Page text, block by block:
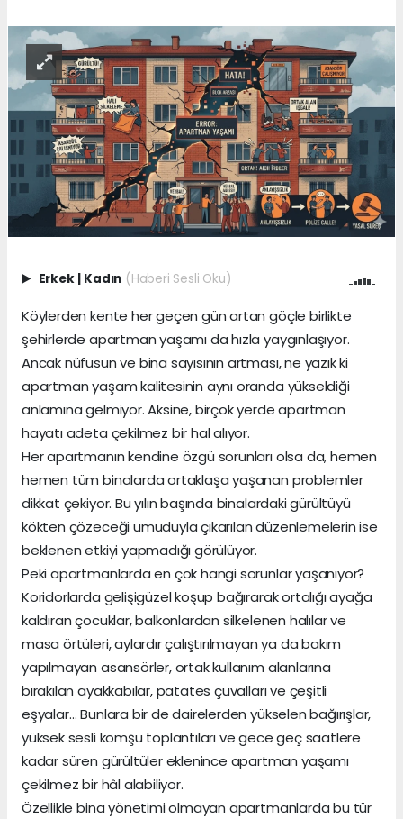
Erkek Kadın (Haberi Sesli Oku)
Köylerden kente her geçen gün artan göçle birlikte
şehirlerde apartman yaşamı da hızla yaygınlaşıyor.
Ancak nüfusun ve bina sayısının artması, ne yazık ki
apartman yaşam kalitesinin aynı oranda yükseldiği
anlamına gelmiyor. Aksine, birçok yerde apartman
hayatı adeta çekilmez bir hal alıyor.
Her apartmanın kendine özgü sorunları olsa da, hemen
hemen tüm binalarda ortaklaşa yaşanan problemler
dikkat çekiyor. Bu yılın başında binalardaki gürültüyü
kökten çözeceği umuduyla çıkarılan düzenlemelerin ise
beklenen etkiyi yapmadığı görülüyor.
Peki apartmanlarda en çok hangi sorunlar yaşanıyor?
Koridorlarda gelişigüzel koşup bağırarak ortalığı ayağa
kaldıran çocuklar, balkonlardan silkelenen halılar ve
masa örtüleri, aylardır çalıştırılmayan ya da bakım
yapılmayan asansörler, ortak kullanım alanlarına
bırakılan ayakkabılar, patates çuvalları ve çeşitli
eşyalar… Bunlara bir de dairelerden yükselen bağırışlar,
yüksek sesli komşu toplantıları ve gece geç saatlere
kadar süren gürültüler eklenince apartman yaşamı
çekilmez bir hâl alabiliyor.
Özellikle bina yönetimi olmayan apartmanlarda bu tür